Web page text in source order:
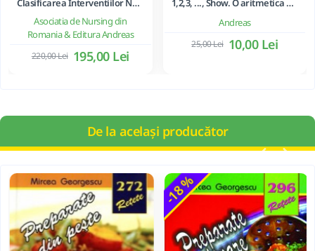
Asociatia de Nursing din
Romania & Editura Andreas
Clasificarea Interventiilor Nursing (NIC)
195,00 Lei
220,00 Lei
Andreas
1,2,3, ..., Show. O aritmetica emotionala, o poezie a matematicii - Ioan Dancila
10,00 Lei
25,00 Lei
De la același producător
-18 %